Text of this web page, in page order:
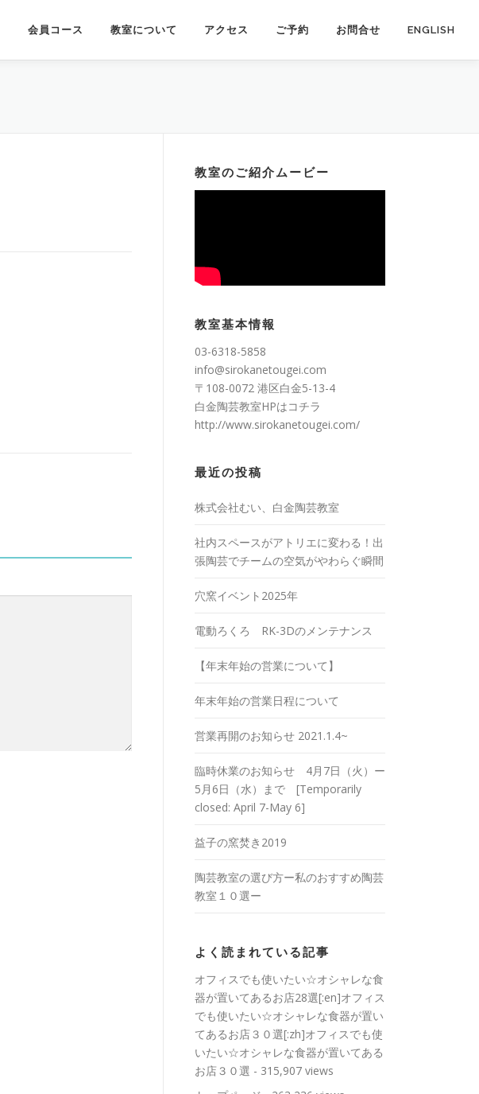
会員コース 教室について アクセス ご予約 お問合せ ENGLISH
教室のご紹介ムービー
教室基本情報
03-6318-5858
info@sirokanetougei.com
〒108-0072 港区白金5-13-4
白金陶芸教室HPはコチラ
http://www.sirokanetougei.com/
最近の投稿
株式会社むい、白金陶芸教室
社内スペースがアトリエに変わる！出
張陶芸でチームの空気がやわらぐ瞬間
穴窯イベント2025年
電動ろくろ RK-3Dのメンテナンス
【年末年始の営業について】
年末年始の営業日程について
営業再開のお知らせ 2021.1.4~
臨時休業のお知らせ 4月7日（火）ー
5月6日（水）まで [Temporarily
closed: April 7-May 6]
益子の窯焚き2019
陶芸教室の選び方ー私のおすすめ陶芸
教室１０選ー
よく読まれている記事
オフィスでも使いたい☆オシャレな食
器が置いてあるお店28選[:en]オフィス
でも使いたい☆オシャレな食器が置い
てあるお店３０選[:zh]オフィスでも使
いたい☆オシャレな食器が置いてある
お店３０選 - 315,907 views